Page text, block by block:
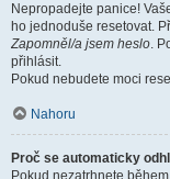
Nepropadejte panice!
ho jednoduše resetovat.
Zapomněl/a jsem heslo.
přihlásit.
Pokud nebudete moci
Nahoru
Proč se automaticky
Pokud nezatrhnete